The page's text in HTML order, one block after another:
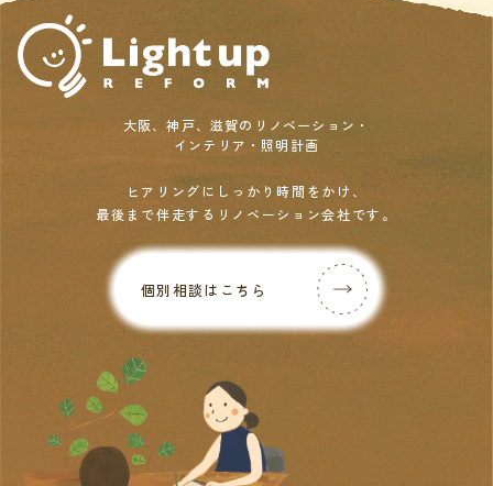
大阪、神戸、滋賀のリノベーション・
インテリア・照明計画
ヒアリングにしっかり時間をかけ、
最後まで伴走するリノベーション会社です。
個別相談はこちら